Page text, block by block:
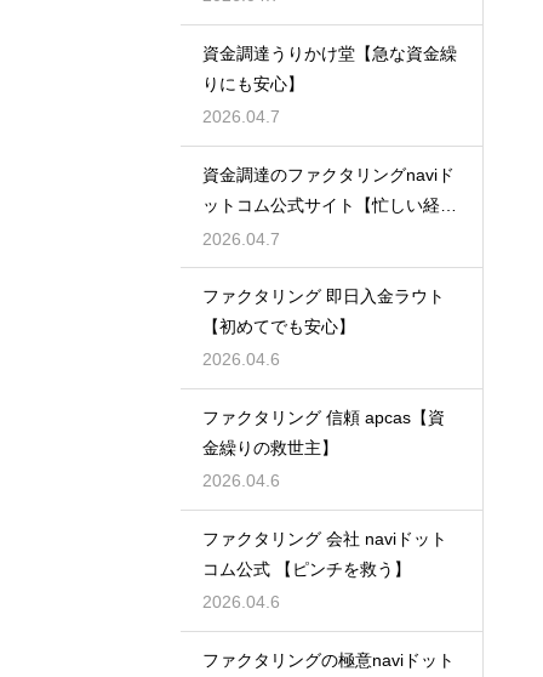
資金調達うりかけ堂【急な資金繰
りにも安心】
2026.04.7
資金調達のファクタリングnaviド
ットコム公式サイト【忙しい経営
者必見】
2026.04.7
ファクタリング 即日入金ラウト
【初めてでも安心】
2026.04.6
ファクタリング 信頼 apcas【資
金繰りの救世主】
2026.04.6
ファクタリング 会社 naviドット
コム公式 【ピンチを救う】
2026.04.6
ファクタリングの極意naviドット